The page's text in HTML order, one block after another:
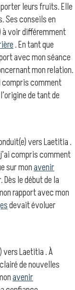
leurs fruits. Elle
Ses conseils en
à voir différemment
. En tant que
avec mon séance
mon relation.
compris comment
de tant de
vers Laetitia .
compris comment
sur monavenir
le début de la
rapport avec mon
devait évoluer
vers Laetitia . À
de nouvelles
avenir